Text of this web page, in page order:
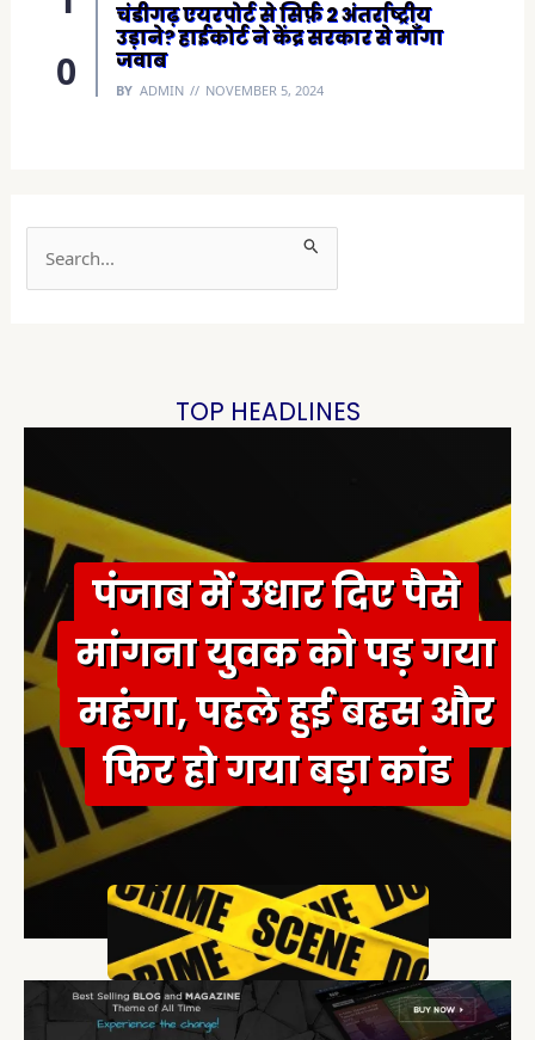
चंडीगढ़ एयरपोर्ट से सिर्फ़ 2 अंतर्राष्ट्रीय
उड़ाने? हाईकोर्ट ने केंद्र सरकार से माँगा
जवाब
BY ADMIN NOVEMBER 5, 2024
r
:
TOP HEADLINES
पंजाब में उधार दिए पैसे
मांगना युवक को पड़ गया
महंगा, पहले हुई बहस और
फिर हो गया बड़ा कांड